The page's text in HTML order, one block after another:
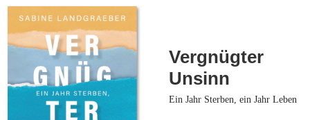
Vergnügter
Unsinn
Ein Jahr Sterben, ein Jahr Leben